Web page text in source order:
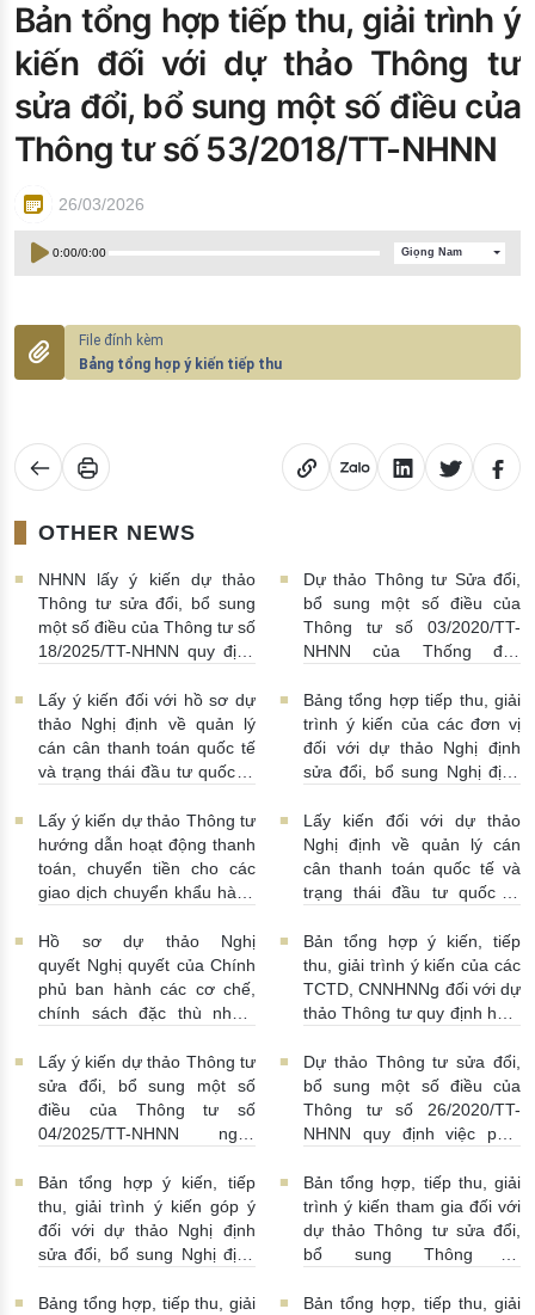
Đào tạo ISO
Bản tổng hợp tiếp thu, giải trình ý
kiến đối với dự thảo Thông tư
sửa đổi, bổ sung một số điều của
Thông tư số 53/2018/TT-NHNN
26/03/2026
0:00/0:00 Giọng Nam
Bảng tổng hợp ý kiến tiếp thu
OTHER NEWS
NHNN lấy ý kiến dự thảo
Thông tư sửa đổi, bổ sung
một số điều của Thông tư số
18/2025/TT-NHNN quy định
sẻ thông tin của Hệ thống
thông tin phục vụ công tác
giám sát hoạt động QTDND
và tổ chức TCVM
Dự thảo Thông tư Sửa đổi,
bổ sung một số điều của
Thông tư số 03/2020/TT-
NHNN của Thống đốc
tiền của NHNN 03/08/2026 |
11:16:00
Lấy ý kiến đối với hồ sơ dự
thảo Nghị định về quản lý
cán cân thanh toán quốc tế
và trạng thái đầu tư quốc tế
10:00:00
Bảng tổng hợp tiếp thu, giải
trình ý kiến của các đơn vị
đối với dự thảo Nghị định
sửa đổi, bổ sung Nghị định
30/07/2026 | 09:09:00
Lấy ý kiến dự thảo Thông tư
hướng dẫn hoạt động thanh
toán, chuyển tiền cho các
giao dịch chuyển khẩu hàng
Lấy kiến đối với dự thảo
Nghị định về quản lý cán
cân thanh toán quốc tế và
trạng thái đầu tư quốc tế
15:00:00
Hồ sơ dự thảo Nghị
quyết Nghị quyết của Chính
phủ ban hành các cơ chế,
chính sách đặc thù nhằm
pháp luật về phòng, chống
rửa tiền nhằm đáp ứng yêu
cầu cấp bách trong thực
hiện cam kết quốc tế về trao
về thuế
22/07/2026 |
14:54:00
Bản tổng hợp ý kiến, tiếp
thu, giải trình ý kiến của các
TCTD, CNNHNNg đối với dự
thảo Thông tư quy định hoạt
nhận tiền gửi, mua, bán có
kỳ hạn GTCG giữa các
TCTD, CNNHNNg
20/07/2026 | 09:32:00
Lấy ý kiến dự thảo Thông tư
sửa đổi, bổ sung một số
điều của Thông tư số
04/2025/TT-NHNN ngày
định thời hạn lưu trữ hồ sơ,
tài liệu ngành Ngân hàng
16/07/2026 | 10:00:00
Dự thảo Thông tư sửa đổi,
bổ sung một số điều của
Thông tư số 26/2020/TT-
NHNN quy định việc phát
của Ngân hàng Nhà nước
16/07/2026 | 09:41:00
Bản tổng hợp ý kiến, tiếp
thu, giải trình ý kiến góp ý
đối với dự thảo Nghị định
sửa đổi, bổ sung Nghị định
13/07/2026 | 16:00:00
Bản tổng hợp, tiếp thu, giải
trình ý kiến tham gia đối với
dự thảo Thông tư sửa đổi,
bổ sung Thông tư
13/07/2026 | 02:19:00
Bảng tổng hợp, tiếp thu, giải
Bản tổng hợp, tiếp thu, giải